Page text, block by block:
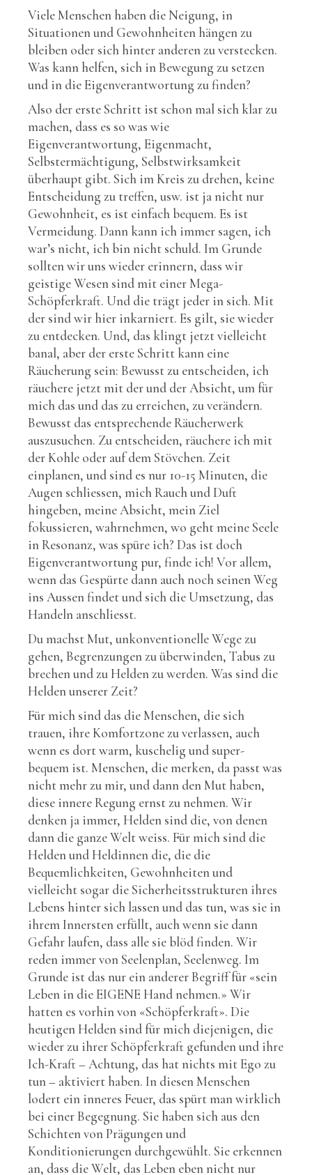
Viele Menschen haben die Neigung, in
Situationen und Gewohnheiten hängen zu
bleiben oder sich hinter anderen zu verstecken.
Was kann helfen, sich in Bewegung zu setzen
und in die Eigenverantwortung zu finden?
Also der erste Schritt ist schon mal sich klar zu
machen, dass es so was wie
Eigenverantwortung, Eigenmacht,
Selbstermächtigung, Selbstwirksamkeit
überhaupt gibt. Sich im Kreis zu drehen, keine
Entscheidung zu treffen, usw. ist ja nicht nur
Gewohnheit, es ist einfach bequem. Es ist
Vermeidung. Dann kann ich immer sagen, ich
war’s nicht, ich bin nicht schuld. Im Grunde
sollten wir uns wieder erinnern, dass wir
geistige Wesen sind mit einer Mega-
Schöpferkraft. Und die trägt jeder in sich. Mit
der sind wir hier inkarniert. Es gilt, sie wieder
zu entdecken. Und, das klingt jetzt vielleicht
banal, aber der erste Schritt kann eine
Räucherung sein: Bewusst zu entscheiden, ich
räuchere jetzt mit der und der Absicht, um für
mich das und das zu erreichen, zu verändern.
Bewusst das entsprechende Räucherwerk
auszusuchen. Zu entscheiden, räuchere ich mit
der Kohle oder auf dem Stövchen. Zeit
einplanen, und sind es nur 10-15 Minuten, die
Augen schliessen, mich Rauch und Duft
hingeben, meine Absicht, mein Ziel
fokussieren, wahrnehmen, wo geht meine Seele
in Resonanz, was spüre ich? Das ist doch
Eigenverantwortung pur, finde ich! Vor allem,
wenn das Gespürte dann auch noch seinen Weg
ins Aussen findet und sich die Umsetzung, das
Handeln anschliesst.
Du machst Mut, unkonventionelle Wege zu
gehen, Begrenzungen zu überwinden, Tabus zu
brechen und zu Helden zu werden. Was sind die
Helden unserer Zeit?
Für mich sind das die Menschen, die sich
trauen, ihre Komfortzone zu verlassen, auch
wenn es dort warm, kuschelig und super-
bequem ist. Menschen, die merken, da passt was
nicht mehr zu mir, und dann den Mut haben,
diese innere Regung ernst zu nehmen. Wir
denken ja immer, Helden sind die, von denen
dann die ganze Welt weiss. Für mich sind die
Helden und Heldinnen die, die die
Bequemlichkeiten, Gewohnheiten und
vielleicht sogar die Sicherheitsstrukturen ihres
Lebens hinter sich lassen und das tun, was sie in
ihrem Innersten erfüllt, auch wenn sie dann
Gefahr laufen, dass alle sie blöd finden. Wir
reden immer von Seelenplan, Seelenweg. Im
Grunde ist das nur ein anderer Begriff für «sein
Leben in die EIGENE Hand nehmen.» Wir
hatten es vorhin von «Schöpferkraft». Die
heutigen Helden sind für mich diejenigen, die
wieder zu ihrer Schöpferkraft gefunden und ihre
Ich-Kraft – Achtung, das hat nichts mit Ego zu
tun – aktiviert haben. In diesen Menschen
lodert ein inneres Feuer, das spürt man wirklich
bei einer Begegnung. Sie haben sich aus den
Schichten von Prägungen und
Konditionierungen durchgewühlt. Sie erkennen
an, dass die Welt, das Leben eben nicht nur